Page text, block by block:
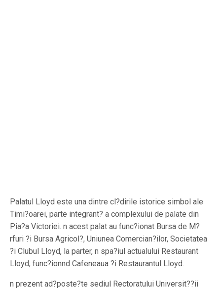
Palatul Lloyd este una dintre cl?dirile istorice simbol ale
Timi?oarei, parte integrant? a complexului de palate din
Pia?a Victoriei. n acest palat au func?ionat Bursa de M?
rfuri ?i Bursa Agricol?, Uniunea Comercian?ilor, Societatea
?i Clubul Lloyd, la parter, n spa?iul actualului Restaurant
Lloyd, func?ionnd Cafeneaua ?i Restaurantul Lloyd.
n prezent ad?poste?te sediul Rectoratului Universit??ii